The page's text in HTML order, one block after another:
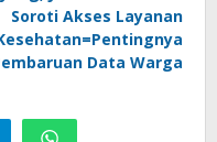
Soroti Akses Layanan
Data Warga